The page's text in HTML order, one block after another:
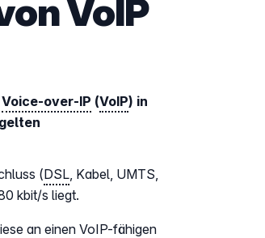
VoIP
Voice-over-IP (VoIP) in
(DSL, Kabel, UMTS,
kbit/s liegt.
an einen VoIP-fähigen